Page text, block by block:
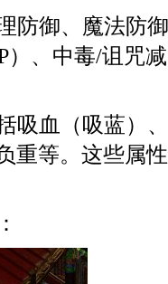
防御、魔法防
）、中毒/诅咒
吸血（吸蓝）
重等。这些属